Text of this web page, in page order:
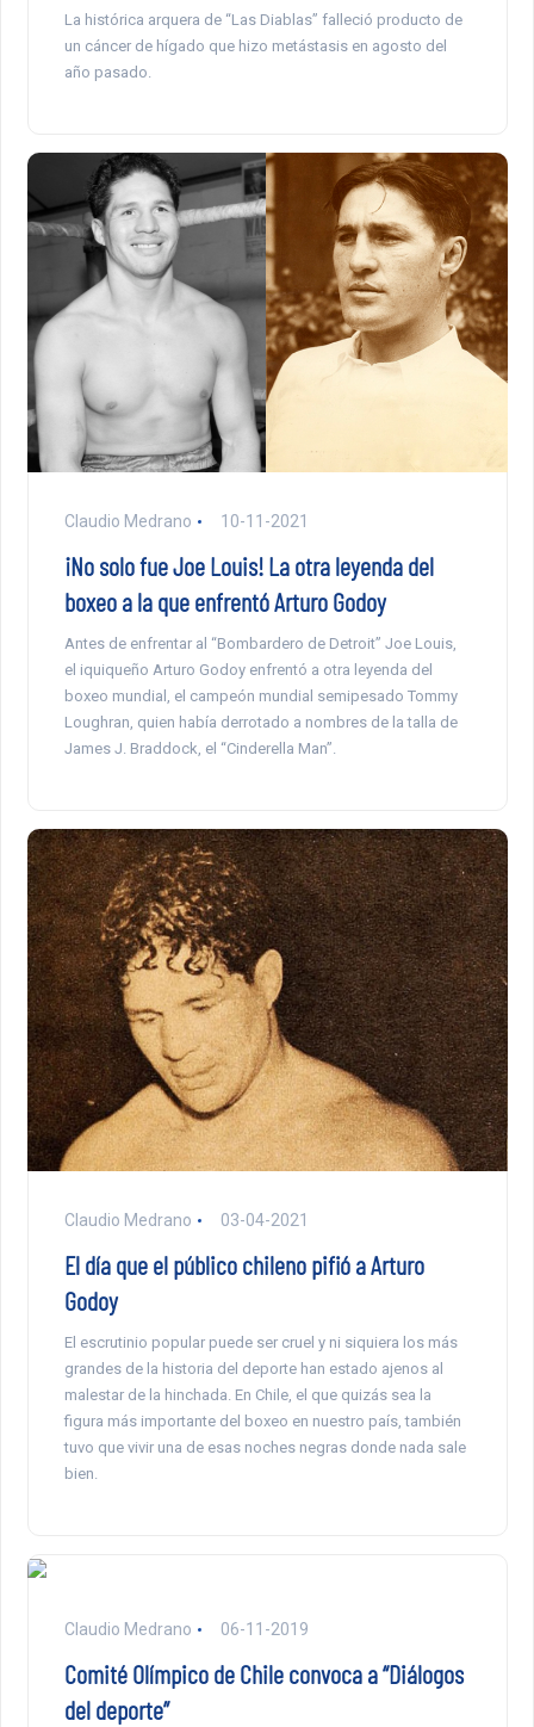
La histórica arquera de “Las Diablas” falleció producto de
un cáncer de hígado que hizo metástasis en agosto del
año pasado.
Claudio Medrano 10-11-2021
¡No solo fue Joe Louis! La otra leyenda del
boxeo a la que enfrentó Arturo Godoy
Antes de enfrentar al “Bombardero de Detroit” Joe Louis,
el iquiqueño Arturo Godoy enfrentó a otra leyenda del
boxeo mundial, el campeón mundial semipesado Tommy
Loughran, quien había derrotado a nombres de la talla de
James J. Braddock, el “Cinderella Man”.
Claudio Medrano 03-04-2021
El día que el público chileno pifió a Arturo
Godoy
El escrutinio popular puede ser cruel y ni siquiera los más
grandes de la historia del deporte han estado ajenos al
malestar de la hinchada. En Chile, el que quizás sea la
figura más importante del boxeo en nuestro país, también
tuvo que vivir una de esas noches negras donde nada sale
bien.
Claudio Medrano 06-11-2019
Comité Olímpico de Chile convoca a “Diálogos
del deporte”